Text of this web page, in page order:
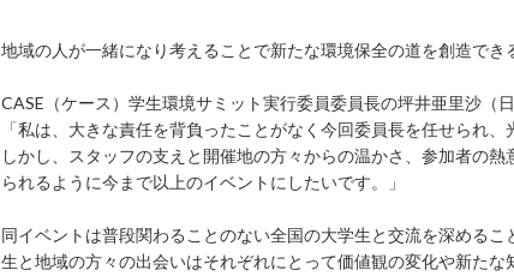
地域の人が一緒になり考えることで新たな環境保全の道を創造でき
CASE（ケース）学生環境サミット実行委員委員長の坪井亜里沙（
「私は、大きな責任を背負ったことがなく今回委員長を任せられ
しかし、スタッフの支えと開催地の方々からの温かさ、参加者の
られるように今まで以上のイベントにしたいです。」
同イベントは普段関わることのない全国の大学生と交流を深める
生と地域の方々の出会いはそれぞれにとって価値観の変化や新た